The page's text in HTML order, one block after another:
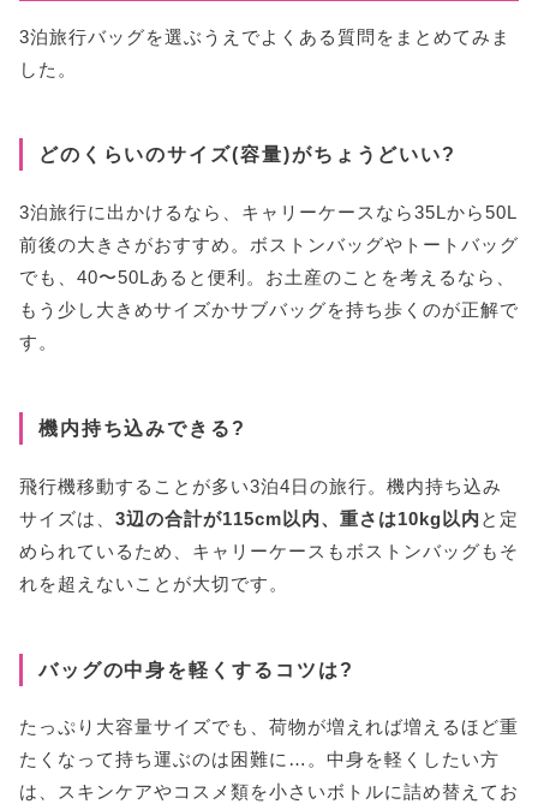
3泊旅行バッグを選ぶうえでよくある質問をまとめてみま
した。
どのくらいのサイズ(容量)がちょうどいい?
3泊旅行に出かけるなら、キャリーケースなら35Lから50L
前後の大きさがおすすめ。ボストンバッグやトートバッグ
でも、40〜50Lあると便利。お土産のことを考えるなら、
もう少し大きめサイズかサブバッグを持ち歩くのが正解で
す。
機内持ち込みできる?
飛行機移動することが多い3泊4日の旅行。機内持ち込み
サイズは、 3辺の合計が115cm以内、重さは10kg以内 と定
められているため、キャリーケースもボストンバッグもそ
れを超えないことが大切です。
バッグの中身を軽くするコツは?
たっぷり大容量サイズでも、荷物が増えれば増えるほど重
たくなって持ち運ぶのは困難に…。中身を軽くしたい方
は、スキンケアやコスメ類を小さいボトルに詰め替えてお